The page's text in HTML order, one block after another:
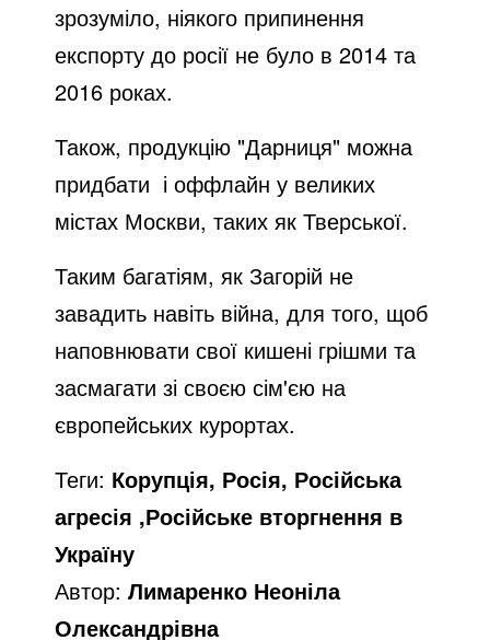
зрозуміло, ніякого припинення
експорту до росії не було в 2014 та
2016 роках.
Також, продукцію "Дарниця" можна
придбати і оффлайн у великих
містах Москви, таких як Тверської.
Таким багатіям, як Загорій не
завадить навіть війна, для того, щоб
наповнювати свої кишені грішми та
засмагати зі своєю сім'єю на
європейських курортах.
Теги: Корупція, Росія, Російська
агресія ,Російське вторгнення в
Україну
Автор:Лимаренко Неоніла
Олександрівна